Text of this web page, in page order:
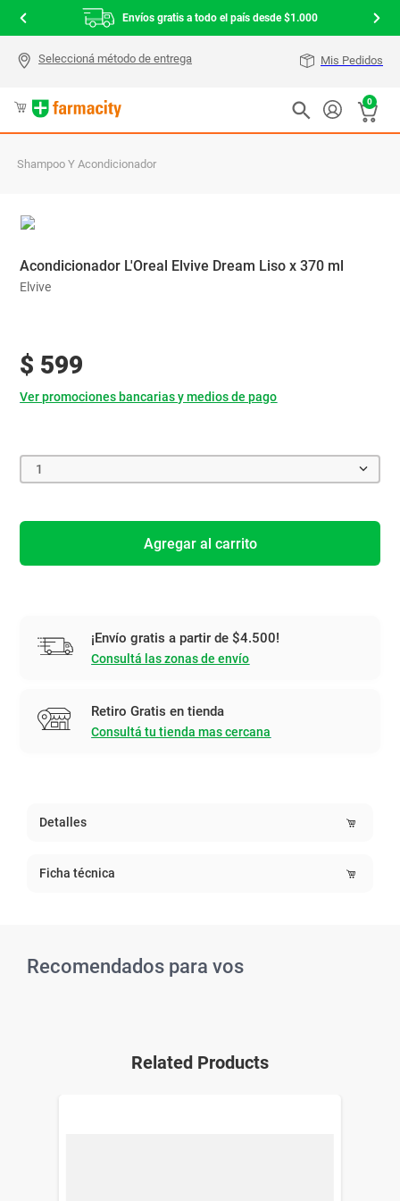
Envíos gratis a todo el país desde $1.000
Mis Pedidos
0
Shampoo Y Acondicionador
Acondicionador L'Oreal Elvive Dream Liso x 370 ml
Elvive
$ 599
Ver promociones bancarias y medios de pago
1
Agregar al carrito
¡Envío gratis a partir de $4.500!
Consultá las zonas de envío
Retiro Gratis en tienda
Consultá tu tienda mas cercana
Detalles
Ficha técnica
Recomendados para vos
Related Products